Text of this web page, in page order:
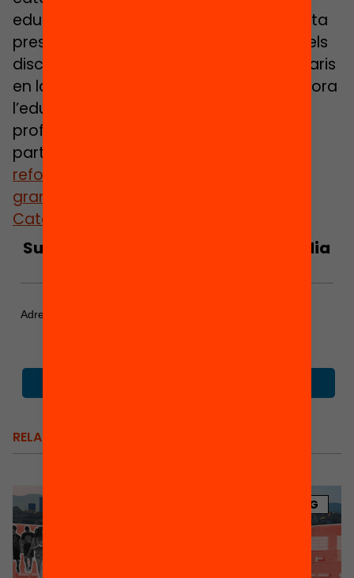
educatiu, i constatar que, tot i tenir molta
presència als mitjans de comunicació, els
discursos catastrofistes no són majoritaris
en la societat catalana, que confia i valora
l’educació pública i els mestres i
professors. I aquest és un bon punt de
partida per
reformes necessàries per afrontar els
grans reptes que té l’educació a
Catalunya.
Subscriu-te al butlletí per estar al dia
Adreça electrònica
RELACIONATS
BLOG